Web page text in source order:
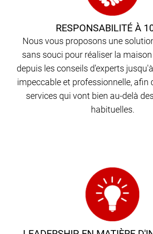
RESPONSABILITÉ À
Nous vous proposons une
sans souci pour réaliser la
depuis les conseils d'experts
impeccable et professionnelle, afin
services qui vont bien au-delà
habituelles.